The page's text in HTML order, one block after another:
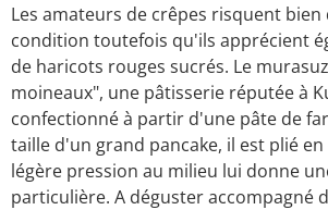
Les amateurs de crêpes risquent
condition toutefois qu'ils apprécient
de haricots rouges sucrés. Le
moineaux", une pâtisserie réputée à
confectionné à partir d'une pâte de
taille d'un grand pancake, il est plié
légère pression au milieu lui donne
particulière. A déguster accompagné